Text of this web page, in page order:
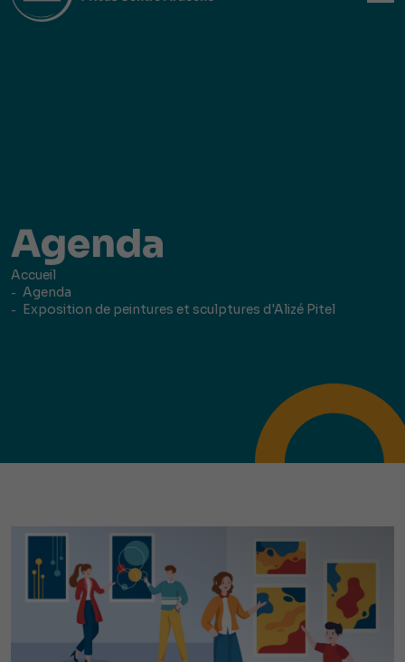
Agenda
Accueil
Agenda
Exposition de peintures et sculptures d'Alizé Pitel